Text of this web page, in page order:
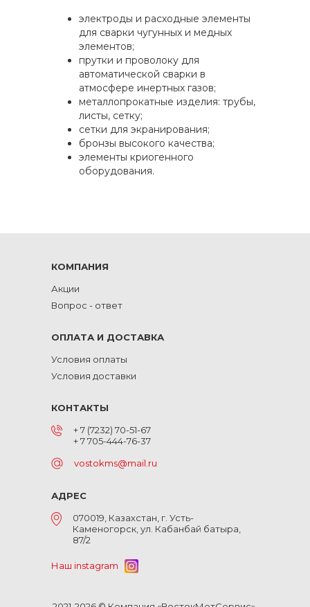
электроды и расходные элементы
для сварки чугунных и медных
элементов;
прутки и проволоку для
автоматической сварки в
атмосфере инертных газов;
металлопрокатные изделия: трубы,
листы, сетку;
сетки для экранирования;
бронзы высокого качества;
элементы криогенного
оборудования.
КОМПАНИЯ
Акции
Вопрос - ответ
ОПЛАТА И ДОСТАВКА
Условия оплаты
Условия доставки
КОНТАКТЫ
+ 7 (7232) 70-51-67
+ 7 705-444-76-37
vostokms@mail.ru
АДРЕС
070019, Казахстан, г. Усть-
Каменогорск, ул. Кабанбай батыра,
87/2
Наш instagram